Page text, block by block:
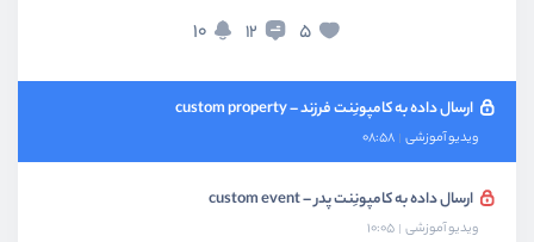
5
12
10 جداسازی کدها در چند کامپونِنت
ارسال داده به کامپونِنت فرزند – custom property
ویدیو آموزشی 08:58
ارسال داده به کامپونِنت پدر – custom event
ویدیو آموزشی 10:05